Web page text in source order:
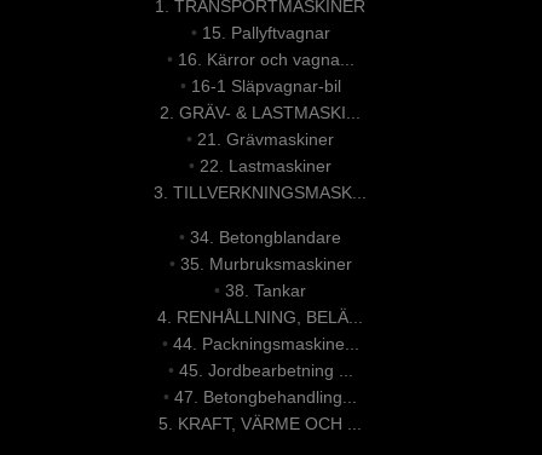
1. TRANSPORTMASKINER
• 15. Pallyftvagnar
• 16. Kärror och vagna...
• 16-1 Släpvagnar-bil
2. GRÄV- & LASTMASKI...
• 21. Grävmaskiner
• 22. Lastmaskiner
3. TILLVERKNINGSMASK...
•34. Betongblandare
• 35. Murbruksmaskiner
•38. Tankar
4. RENHÅLLNING, BELÄ...
• 44. Packningsmaskine...
• 45. Jordbearbetning ...
•47. Betongbehandling...
5. KRAFT, VÄRME OCH ...